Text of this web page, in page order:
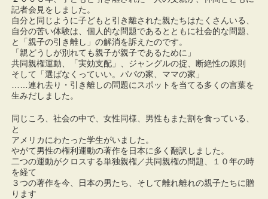
記者会見をしました。
自分と同じように子どもと引き離された親たちはたくさんいる、
自分の苦い体験は、個人的な問題であるとともに社会的な問題、
と「親子の引き離し」の解消を訴えたのです。
「親どうしが別れても親子が親子であるために」
共同親権運動、「実効支配」、ジャングルの掟、断絶性の原則
そして「選ばなくっていい。パパの家、ママの家」
……連れ去り・引き離しの問題にスポットを当てる多くの言葉を
生みだしました。
同じころ、社会の中で、女性同様、男性もまた割を食っている、
と
アメリカにわたった学生がいました。
やがて男性の権利運動の著作を日本に多く翻訳しました。
二つの運動がクロスする単独親権／共同親権の問題、１０年の時
を経て
３つの著作を今、日本の男たち、そして離れ離れの親子たちに贈
ります